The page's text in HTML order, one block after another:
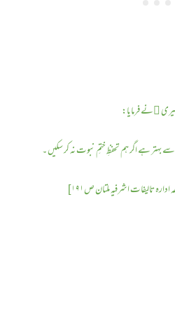
﷫نے فرمایا:
بہتر ہے اگر ہم تحفظِ ختمِ نبوت نہ کر سکیں ۔
تالیفات اشرفیہ ملتان ص۱۹۱ ]